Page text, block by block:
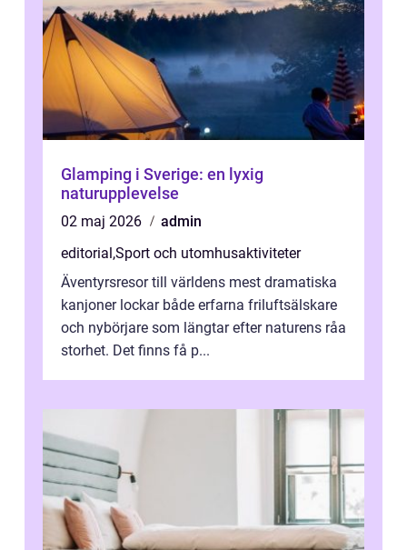
Glamping i Sverige: en lyxig
naturupplevelse
02 maj 2026
admin
editorial,Sport och utomhusaktiviteter
Äventyrsresor till världens mest dramatiska
kanjoner lockar både erfarna friluftsälskare
och nybörjare som längtar efter naturens råa
storhet. Det finns få p...